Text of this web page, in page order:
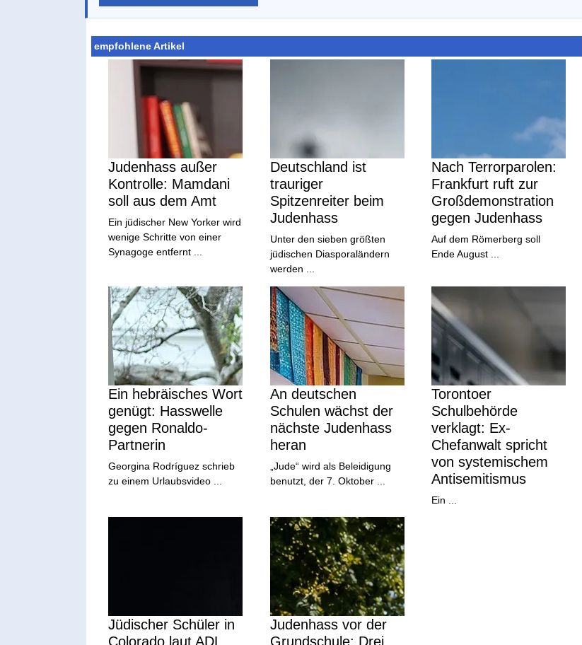
empfohlene Artikel
Judenhass außer
Kontrolle: Mamdani
soll aus dem Amt
Ein jüdischer New Yorker wird
wenige Schritte von einer
Synagoge entfernt ...
Deutschland ist
trauriger
Spitzenreiter beim
Judenhass
Unter den sieben größten
jüdischen Diasporaländern
werden ...
Nach Terrorparolen:
Frankfurt ruft zur
Großdemonstration
gegen Judenhass
Auf dem Römerberg soll
Ende August ...
Ein hebräisches Wort
genügt: Hasswelle
gegen Ronaldo-
Partnerin
Georgina Rodríguez schrieb
zu einem Urlaubsvideo ...
An deutschen
Schulen wächst der
nächste Judenhass
heran
„Jude“ wird als Beleidigung
benutzt, der 7. Oktober ...
Torontoer
Schulbehörde
verklagt: Ex-
Chefanwalt spricht
von systemischem
Antisemitismus
Ein ...
Jüdischer Schüler in
Colorado laut ADL
Judenhass vor der
Grundschule: Drei